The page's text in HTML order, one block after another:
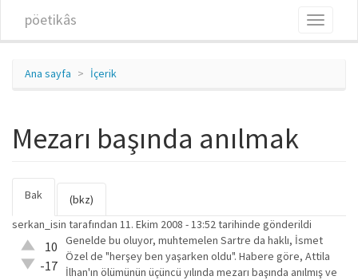
pöetikâs
Toggle
Ana sayfa İçerik
Mezarı başında anılmak
Birincil sekmeler
Bak
sekme)
(bkz)
serkan_isin tarafından 11. Ekim 2008 - 13:52 tarihinde gönderildi
Çok iyi!
10
O kadar
-17
Genelde bu oluyor, muhtemelen Sartre da haklı, İsmet
Özel de "herşey ben yaşarken oldu". Habere göre, Attila
İlhan'ın ölümünün üçüncü yılında mezarı başında anılmış ve